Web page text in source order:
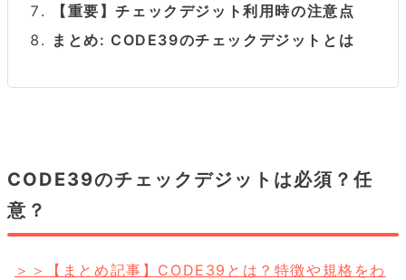
【重要】チェックデジット利用時の注意点
まとめ: CODE39のチェックデジットとは
CODE39のチェックデジットは必須？任
意？
＞＞【まとめ記事】CODE39とは？特徴や規格をわ